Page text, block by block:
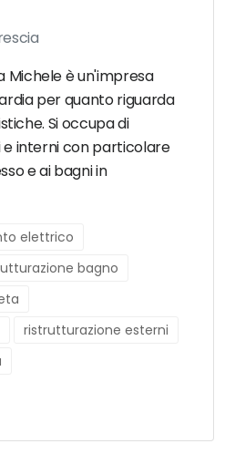
Michele è un'impresa
per quanto riguarda
Si occupa di
interni con particolare
e ai bagni in
elettrico
bagno
ristrutturazione esterni